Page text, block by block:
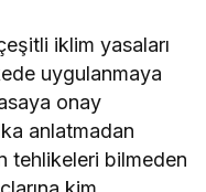
iklim yasaları
uygulanmaya
onay
anlatmadan
tehlikeleri bilmeden